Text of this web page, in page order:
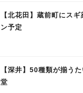
【北花田】蔵前町にス
ン予定
【深井】50種類が揃う
堂